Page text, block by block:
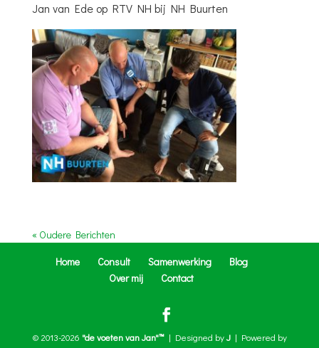
Jan van Ede op RTV NH bij NH Buurten
« Oudere Berichten
Home
Consult Samenwerking
Blog
Over mij
Contact
© 2013-2026 "de voeten van Jan"™| Designed byJ| Powered by